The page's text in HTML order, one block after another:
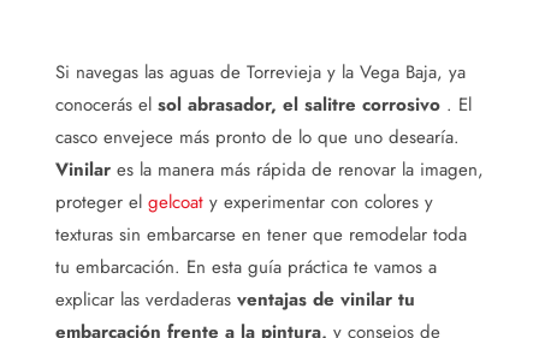
Si navegas las aguas de Torrevieja y la Vega Baja, ya
conocerás el sol abrasador, el salitre corrosivo . El
casco envejece más pronto de lo que uno desearía.
Vinilar es la manera más rápida de renovar la imagen,
proteger el gelcoat y experimentar con colores y
texturas sin embarcarse en tener que remodelar toda
tu embarcación. En esta guía práctica te vamos a
explicar las verdaderas ventajas de vinilar tu
embarcación frente a la pintura, y consejos de